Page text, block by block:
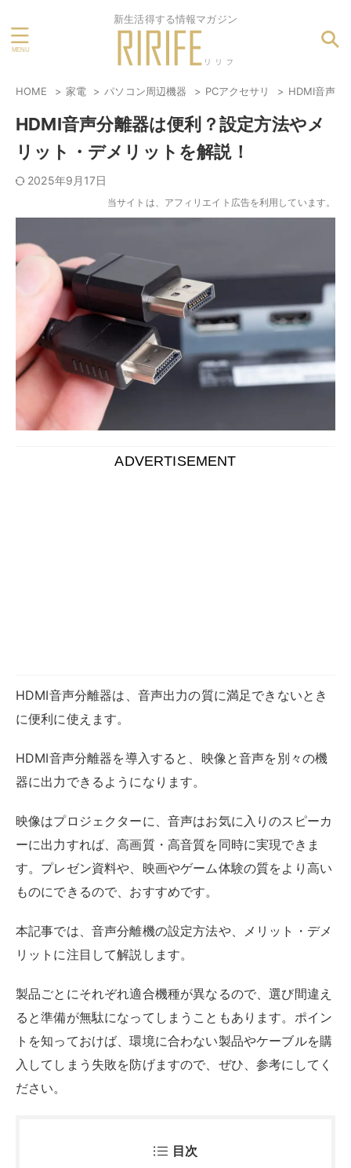
新生活得する情報マガジン
HOME 家電 パソコン周辺機器 PCアクセサリ HDMI音声分
HDMI音声分離器は便利？設定方法やメ
リット・デメリットを解説！
2025年9月17日
当サイトは、アフィリエイト広告を利用しています。
HDMI音声分離器は、音声出力の質に満足できないとき
本記事では、音声分離機の設定方法や、メリット・デメ
リットに注目して解説します。
製品ごとにそれぞれ適合機種が異なるので、選び間違え
ると準備が無駄になってしまうこともあります。ポイン
トを知っておけば、環境に合わない製品やケーブルを購
入してしまう失敗を防げますので、ぜひ、参考にしてく
ださい。
目次
HDMI音声分離器とは？
HDMI音声分離器の基本機能
音声分離器の種類と特徴
HDMI音声分離器のメリット